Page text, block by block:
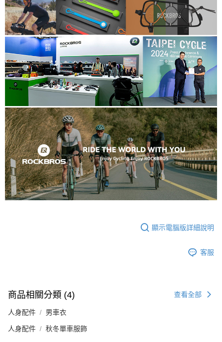
顯示電腦版詳細說明
客服
商品相關分類 (4) 查看全部
人身配件 男車衣
人身配件 秋冬單車服飾